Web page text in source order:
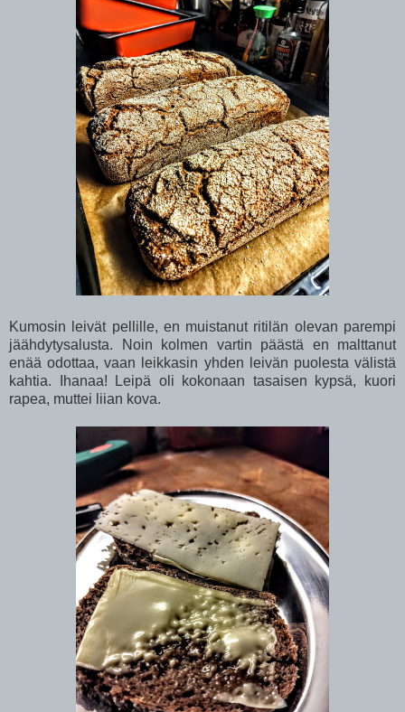
Kumosin leivät pellille, en muistanut ritilän olevan parempi
jäähdytysalusta. Noin kolmen vartin päästä en malttanut
enää odottaa, vaan leikkasin yhden leivän puolesta välistä
kahtia. Ihanaa! Leipä oli kokonaan tasaisen kypsä, kuori
rapea, muttei liian kova.